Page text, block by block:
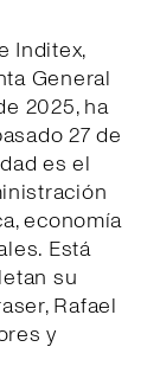
Inditex,
General
2025, ha
27 de
es el
economía
Está
su
Rafael
y